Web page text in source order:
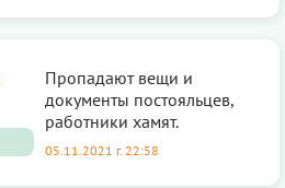
Пропадают вещи и
документы постояльцев,
работники хамят.
05.11.2021 г. 22:58